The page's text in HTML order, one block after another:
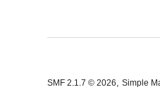
SMF 2.1.7 © 2026,Simple